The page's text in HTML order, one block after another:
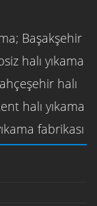
Başakşehir
halı yıkama
halı
halı yıkama
fabrikası